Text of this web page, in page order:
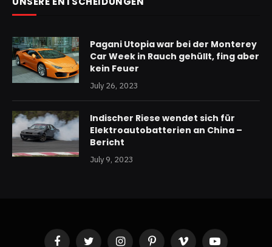
Pagani Utopia war bei der Monterey
Car Week in Rauch gehüllt, fing aber
kein Feuer
July 26, 2023
Indischer Riese wendet sich für
Elektroautobatterien an China –
Bericht
July 9, 2023